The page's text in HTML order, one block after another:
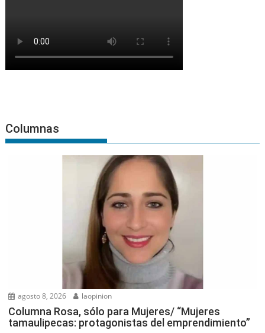
Columnas
agosto 8, 2026 laopinion
Columna Rosa, sólo para Mujeres/ “Mujeres
tamaulipecas: protagonistas del emprendimiento”